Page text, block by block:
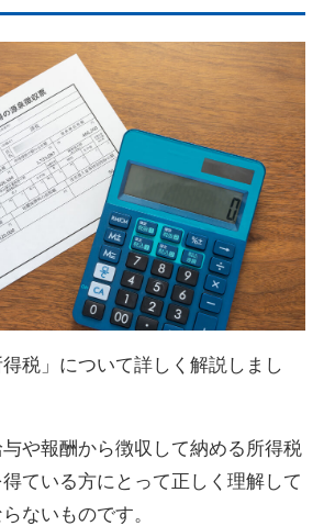
税」について詳しく解説しまし
や報酬から徴収して納める所得税
ている方にとって正しく理解して
ないものです。